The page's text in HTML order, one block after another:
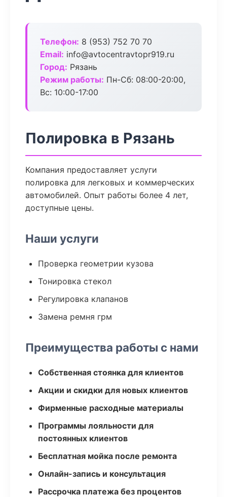
Телефон: 8 (953) 752 70 70
Email: info@avtocentravtopr919.ru
Город: Рязань
Режим работы: Пн-Сб: 08:00-20:00,
Вс: 10:00-17:00
Полировка в Рязань
Компания предоставляет услуги
полировка для легковых и коммерческих
автомобилей. Опыт работы более 4 лет,
доступные цены.
Наши услуги
Проверка геометрии кузова
Тонировка стекол
Регулировка клапанов
Замена ремня грм
Преимущества работы с нами
Собственная стоянка для клиентов
Акции и скидки для новых клиентов
Фирменные расходные материалы
Программы лояльности для
постоянных клиентов
Бесплатная мойка после ремонта
Онлайн-запись и консультация
Рассрочка платежа без процентов